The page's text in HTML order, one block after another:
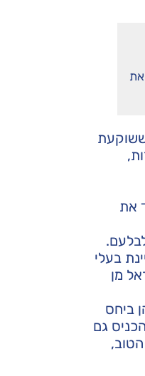
את
את
בעלי
מן
ביחס
גם